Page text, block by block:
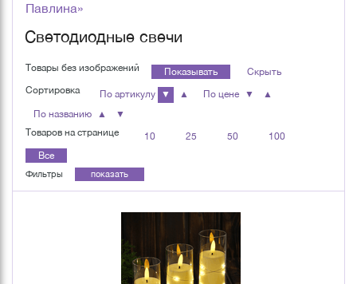
Павлина»
Светодиодные свечи
Товары без изображений Показывать
Скрыть
Сортировка
По артикулу ▼ ▲ По цене ▼
▲
По названию
▲
▼
Товаров на странице
10 25 50
100
Все
Фильтры показать